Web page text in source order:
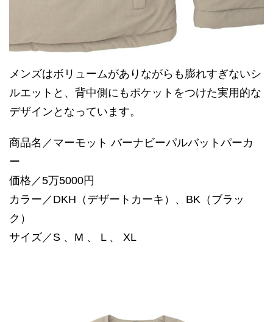
メンズはボリュームがありながらも膨れすぎないシ
ルエットと、背中側にもポケットをつけた実用的な
デザインとなっています。
商品名／マーモット バーナビーパルバットパーカ
ー
価格／5万5000円
カラー／DKH（デザートカーキ）、BK（ブラッ
ク）
サイズ／S 、M 、 L 、 XL